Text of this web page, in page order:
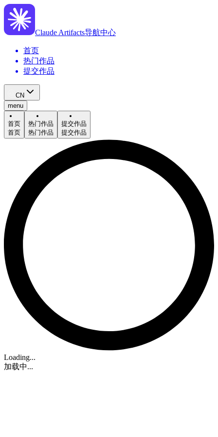
Claude Artifacts导航中心
首页
热门作品
提交作品
CN
menu
首页
首页
热门作品
热门作品
提交作品
提交作品
Loading...
加载中...